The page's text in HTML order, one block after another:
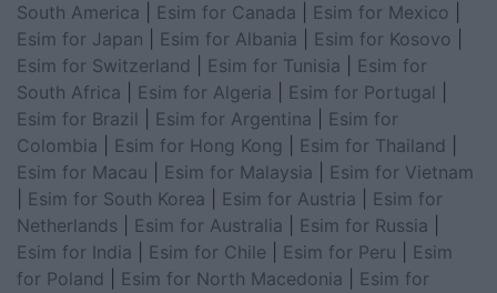
South America
Esim for Canada Esim for Mexico
Esim for Japan
Esim for Albania Esim for Kosovo
Esim for Switzerland
Esim for Tunisia
Esim for
South Africa
Esim for Algeria Esim for Portugal
Esim for Brazil
Esim for Argentina
Esim for
Colombia
Esim for Hong Kong Esim for Thailand
Esim for Macau
Esim for Malaysia
Esim for Vietnam
Esim for South Korea Esim for Austria
Esim for
Netherlands
Esim for Australia Esim for Russia
Esim for India
Esim for Chile Esim for Peru
Esim
for Poland
Esim for North Macedonia
Esim for